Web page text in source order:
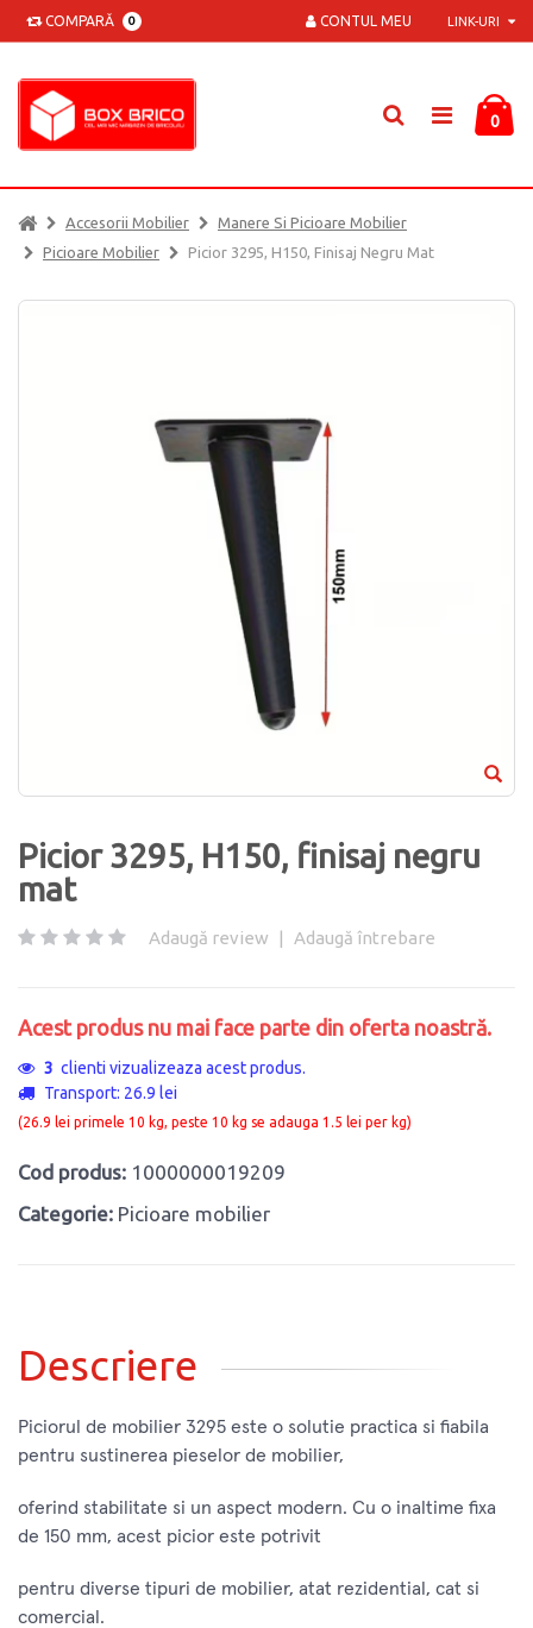
COMPARĂ 0 LINK-URI
CONTUL MEU
0
Accesorii Mobilier
Manere Si Picioare Mobilier
Picioare Mobilier
Picior 3295, H150, Finisaj Negru Mat
Picior 3295, H150, finisaj negru
mat
Adaugă review | Adaugă întrebare
Acest produs nu mai face parte din oferta noastră.
3 clienti vizualizeaza acest produs.
Transport: 26.9 lei
(26.9 lei primele 10 kg, peste 10 kg se adauga 1.5 lei per kg)
Cod produs: 1000000019209
Categorie: Picioare mobilier
Descriere
Piciorul de mobilier 3295 este o solutie practica si fiabila
pentru sustinerea pieselor de mobilier,
oferind stabilitate si un aspect modern. Cu o inaltime fixa
de 150 mm, acest picior este potrivit
pentru diverse tipuri de mobilier, atat rezidential, cat si
comercial.